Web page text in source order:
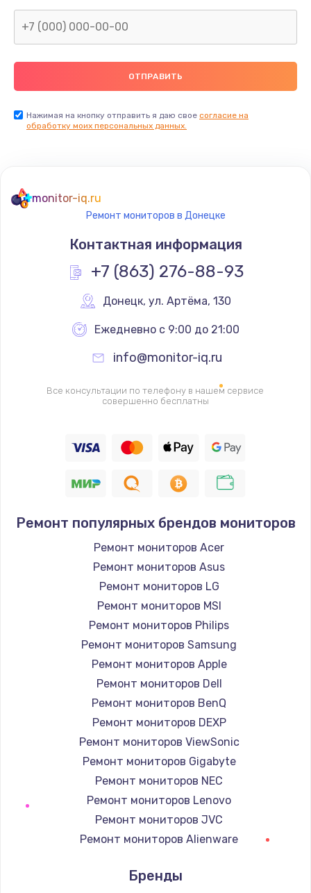
990 руб.
Заказать
Замена видеокарты
2045 руб.
Заказать
Ремонт разъема питания
2745 руб.
Настройка BIOS
995 руб.
Ремонт подсветки
1200 руб.
Заказать
Настройка ОС
1160 руб.
Заказать
Чистка от пыли
1060 руб.
Заказать
Замена южного моста
2750 руб.
Заказать
Замена контроллера питания
Заказать
Нажимая на кнопку отправить я даю свое согласие на
обработку моих персональных данных.
monitor-iq.ru
Ремонт мониторов в Донецке
Контактная информация
+7 (863) 276-88-93
Донецк, ул. Артёма, 130
Ежедневно с 9:00 до 21:00
info@monitor-iq.ru
Все консультации по телефону в нашем сервисе
совершенно бесплатны
Ремонт популярных брендов мониторов
Ремонт мониторов Acer
Ремонт мониторов Asus
Ремонт мониторов LG
Ремонт мониторов MSI
Ремонт мониторов Philips
Ремонт мониторов Samsung
Ремонт мониторов Apple
Ремонт мониторов Dell
Ремонт мониторов BenQ
Ремонт мониторов DEXP
Ремонт мониторов ViewSonic
Ремонт мониторов Gigabyte
Ремонт мониторов NEC
Ремонт мониторов Lenovo
Ремонт мониторов JVC
Ремонт мониторов Alienware
Ремонт мониторов Thunderobot
Бренды